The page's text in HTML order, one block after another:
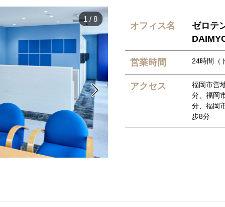

1 / 8
オフィス名
ゼロテ
営業時間 24時間（
アクセス
福岡市営
分、福岡
分、福岡
歩8分